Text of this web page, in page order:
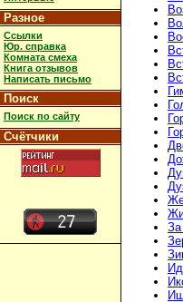
Разное
Ссылки
Юр. справка
Комната смеха
Книга отзывов
Написать письмо
Поиск
Поиск по сайту
Счётчики